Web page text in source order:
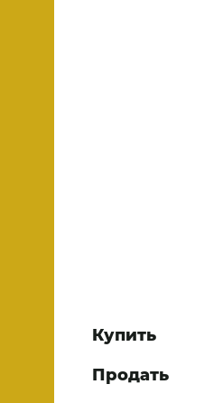
Купить
Продать